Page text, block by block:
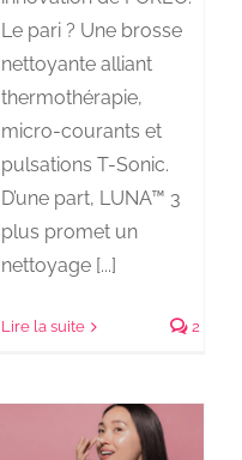
Le pari ? Une brosse
nettoyante alliant
thermothérapie,
micro-courants et
pulsations T-Sonic.
D’une part, LUNA™ 3
plus promet un
nettoyage [...]
Lire la suite 2